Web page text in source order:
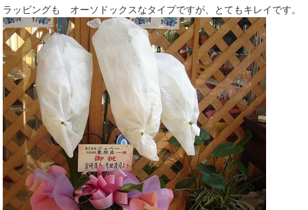
ラッピングも オーソドックスなタイプですが、とてもキレイです。